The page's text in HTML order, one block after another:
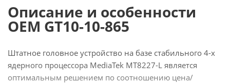
Описание и особенности
OEM GT10-10-865
Штатное головное устройство на базе стабильного 4-х
ядерного процессора MediaTek MT8227-L является
оптимальным решением по соотношению цена/